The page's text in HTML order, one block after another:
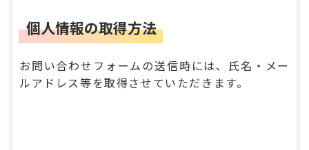
個人情報の取得方法
お問い合わせフォームの送信時には、氏名・メー
ルアドレス等を取得させていただきます。